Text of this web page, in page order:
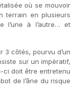
où se mouvoir
terrain en plusieurs
l’une à l’autre… et
3 côtés, pourvu d’un
sur un impératif,
ci doit être entretenu
de l’âne du risque